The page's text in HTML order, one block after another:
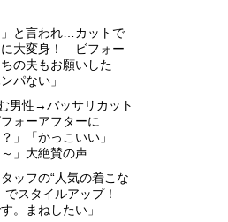
と言われ…カットで
大変身！ ビフォー
の夫もお願いした
パない」
男性→バッサリカット
ォーアフターに
」「かっこいい」
～」大絶賛の声
ッフの“人気の着こな
でスタイルアップ！
。まねしたい」